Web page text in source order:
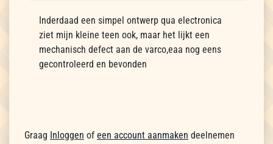
Inderdaad een simpel ontwerp qua electronica
ziet mijn kleine teen ook, maar het lijkt een
mechanisch defect aan de varco,eaa nog eens
gecontroleerd en bevonden
Graag Inloggen of een account aanmaken deelnemen